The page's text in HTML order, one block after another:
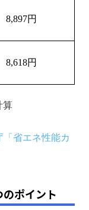
8,897円
8,618円
算
省エネ性能カ
ポイント